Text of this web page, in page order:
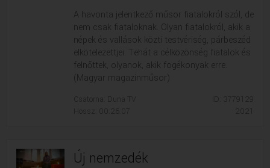
A havonta jelentkező műsor fiatalokról szól, de
nem csak fiataloknak. Olyan fiatalokról, akik a
népek és vallások közti testvériség, párbeszéd
elkötelezettjei. Tehát a célközönség fiatalok és
felnőttek, olyanok, akik fogékonyak erre.
(Magyar magazinműsor)
Csatorna: Duna TV
Hossz: 00:26:07
ID: 3779129
Új nemzedék